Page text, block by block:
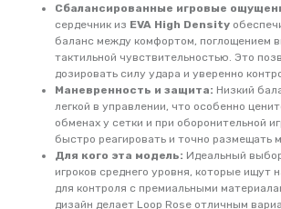
Сбалансированные игровые
сердечник из EVA High Density
баланс между комфортом, поглощением
тактильной чувствительностью. Это
дозировать силу удара и уверенно
Маневренность и защита: Низкий
легкой в управлении, что особенно
обменах у сетки и при оборонительной
быстро реагировать и точно размещать
Для кого эта модель: Идеальный
игроков среднего уровня, которые ищут
для контроля с премиальными
дизайн делает Loop Rose отличным
Персонализированный
подбор онлайн